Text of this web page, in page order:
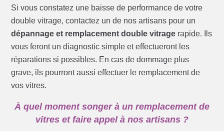
Si vous constatez une baisse de performance de votre
double vitrage, contactez un de nos artisans pour un
dépannage et remplacement double vitrage rapide. Ils
vous feront un diagnostic simple et effectueront les
réparations si possibles. En cas de dommage plus
grave, ils pourront aussi effectuer le remplacement de
vos vitres.
À quel moment songer à un remplacement de
vitres et faire appel à nos artisans ?